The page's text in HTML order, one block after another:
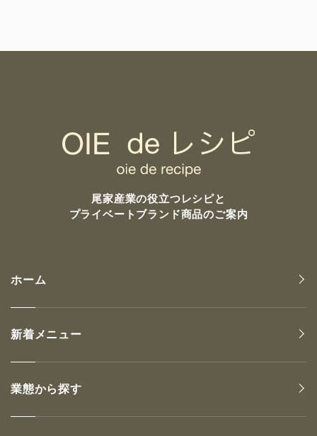
尾家産業の役立つレシピと
プライベートブランド商品のご案内
ホーム
新着メニュー
業態から探す